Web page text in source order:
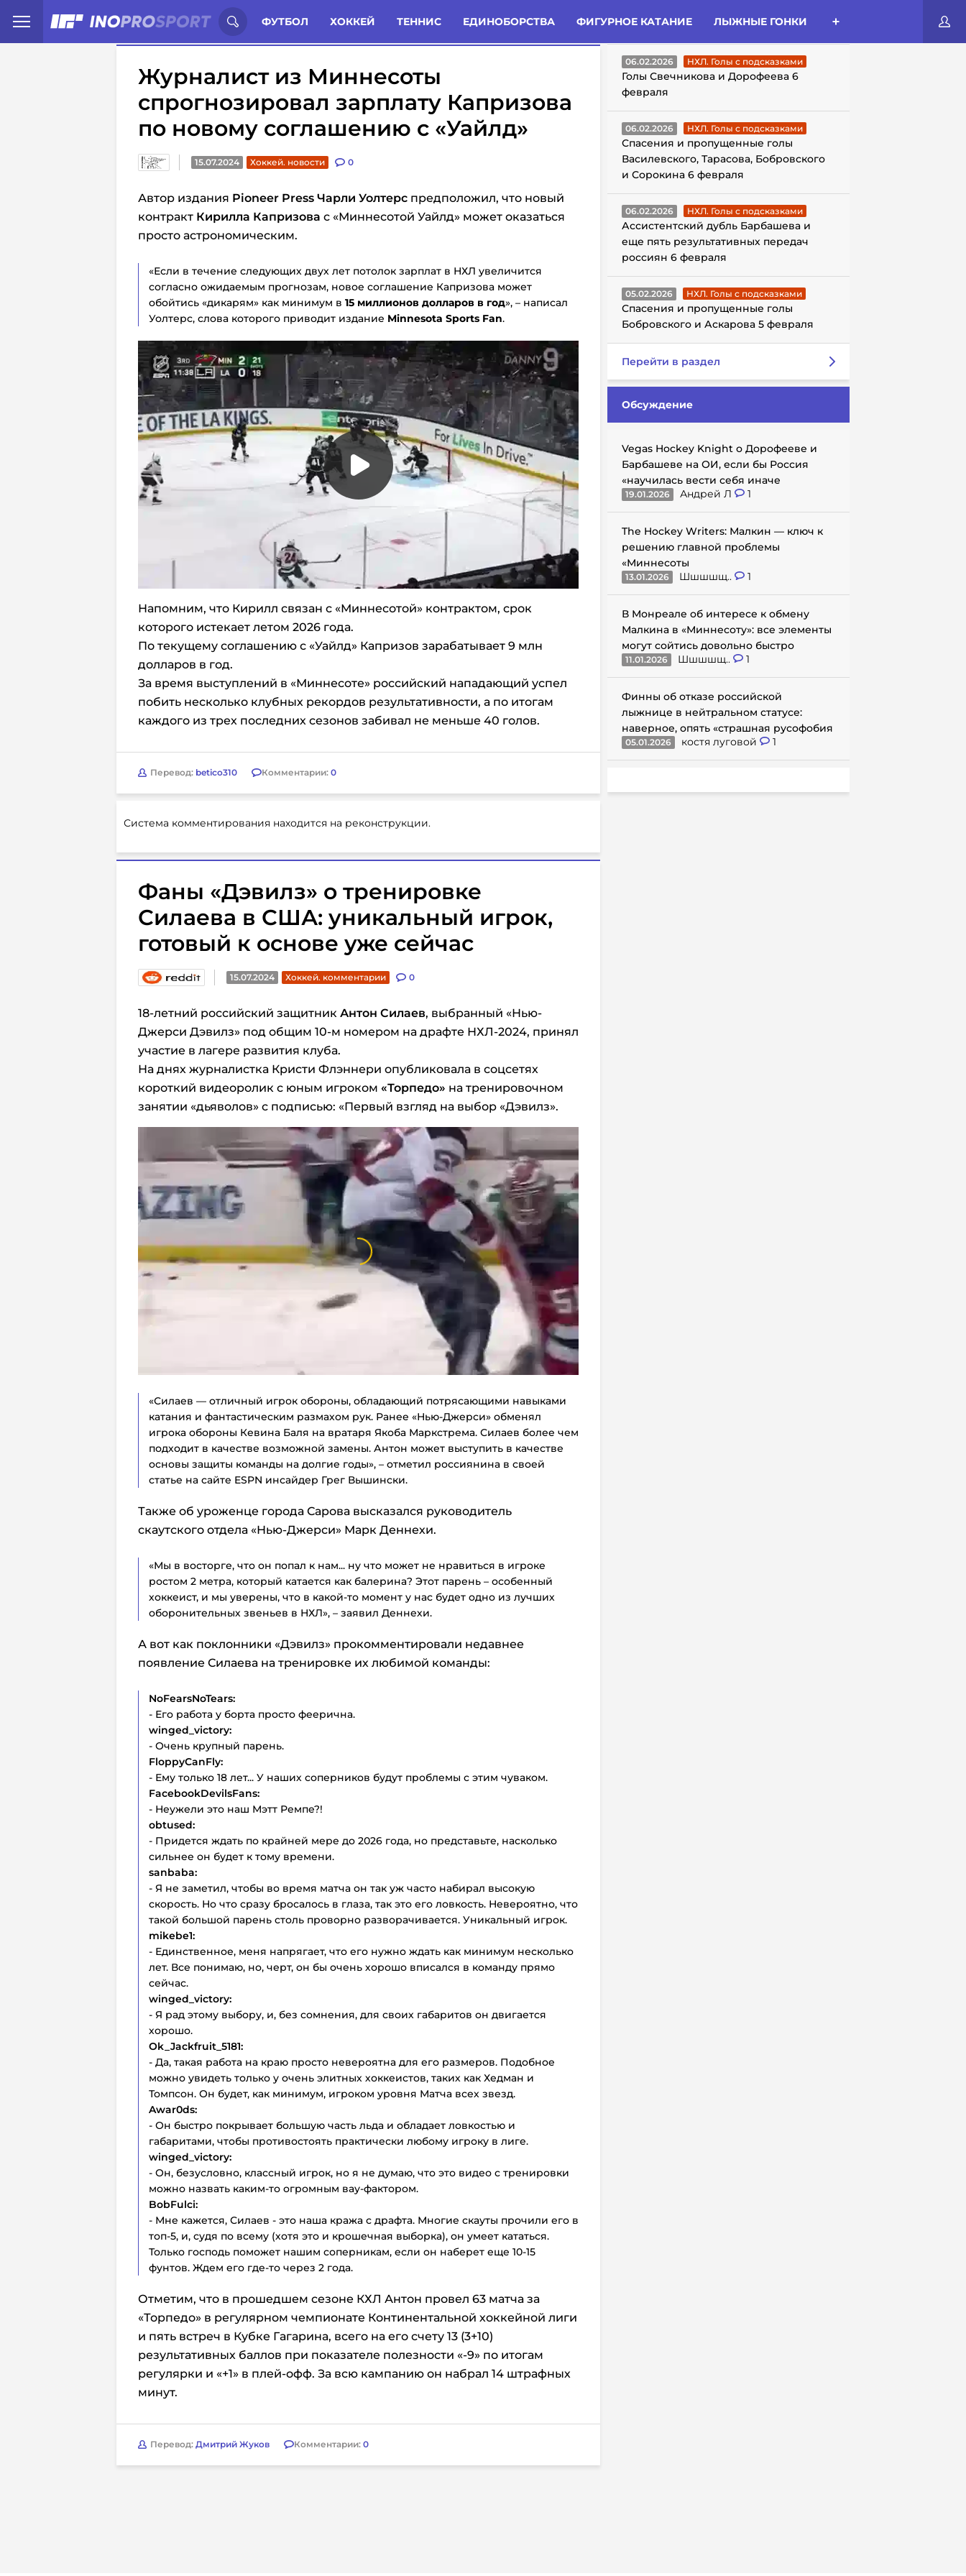
ФУТБОЛ ХОККЕЙ ТЕННИС ЕДИНОБОРСТВА ФИГУРНОЕ КАТАНИЕ ЛЫЖНЫЕ ГОНКИ
Иностранцы о спорте России: Статьи Комменты Новости
Журналист из Миннесоты
спрогнозировал зарплату Капризова
по новому соглашению с «Уайлд»
15.07.2024 Хоккей. новости 0
Автор издания Pioneer Press Чарли Уолтерс предположил, что новый
контракт Кирилла Капризова с «Миннесотой Уайлд» может оказаться
просто астрономическим.
«Если в течение следующих двух лет потолок зарплат в НХЛ увеличится
согласно ожидаемым прогнозам, новое соглашение Капризова может
обойтись «дикарям» как минимум в 15 миллионов долларов в год», – написал
Уолтерс, слова которого приводит издание Minnesota Sports Fan.
Напомним, что Кирилл связан с «Миннесотой» контрактом, срок
которого истекает летом 2026 года.
По текущему соглашению с «Уайлд» Капризов зарабатывает 9 млн
долларов в год.
За время выступлений в «Миннесоте» российский нападающий успел
побить несколько клубных рекордов результативности, а по итогам
каждого из трех последних сезонов забивал не меньше 40 голов.
Перевод: betico310 Комментарии: 0
Система комментирования находится на реконструкции.
Фаны «Дэвилз» о тренировке
Силаева в США: уникальный игрок,
готовый к основе уже сейчас
15.07.2024 Хоккей. комментарии 0
18-летний российский защитник Антон Силаев, выбранный «Нью-
Джерси Дэвилз» под общим 10-м номером на драфте НХЛ-2024, принял
участие в лагере развития клуба.
На днях журналистка Кристи Флэннери опубликовала в соцсетях
короткий видеоролик с юным игроком «Торпедо» на тренировочном
занятии «дьяволов» с подписью: «Первый взгляд на выбор «Дэвилз».
«Силаев — отличный игрок обороны, обладающий потрясающими навыками
катания и фантастическим размахом рук. Ранее «Нью-Джерси» обменял
игрока обороны Кевина Баля на вратаря Якоба Маркстрема. Силаев более чем
подходит в качестве возможной замены. Антон может выступить в качестве
основы защиты команды на долгие годы», – отметил россиянина в своей
статье на сайте ESPN инсайдер Грег Вышински.
Также об уроженце города Сарова высказался руководитель
скаутского отдела «Нью-Джерси» Марк Деннехи.
«Мы в восторге, что он попал к нам... ну что может не нравиться в игроке
ростом 2 метра, который катается как балерина? Этот парень – особенный
хоккеист, и мы уверены, что в какой-то момент у нас будет одно из лучших
оборонительных звеньев в НХЛ», – заявил Деннехи.
А вот как поклонники «Дэвилз» прокомментировали недавнее
появление Силаева на тренировке их любимой команды:
NoFearsNoTears:
- Его работа у борта просто феерична.
winged_victory:
- Очень крупный парень.
FloppyCanFly:
- Ему только 18 лет... У наших соперников будут проблемы с этим чуваком.
FacebookDevilsFans:
- Неужели это наш Мэтт Ремпе?!
obtused:
- Придется ждать по крайней мере до 2026 года, но представьте, насколько
сильнее он будет к тому времени.
sanbaba:
- Я не заметил, чтобы во время матча он так уж часто набирал высокую
скорость. Но что сразу бросалось в глаза, так это его ловкость. Невероятно, что
такой большой парень столь проворно разворачивается. Уникальный игрок.
mikebe1:
- Единственное, меня напрягает, что его нужно ждать как минимум несколько
лет. Все понимаю, но, черт, он бы очень хорошо вписался в команду прямо
сейчас.
winged_victory:
- Я рад этому выбору, и, без сомнения, для своих габаритов он двигается
хорошо.
Ok_Jackfruit_5181:
- Да, такая работа на краю просто невероятна для его размеров. Подобное
можно увидеть только у очень элитных хоккеистов, таких как Хедман и
Томпсон. Он будет, как минимум, игроком уровня Матча всех звезд.
Awar0ds:
- Он быстро покрывает большую часть льда и обладает ловкостью и
габаритами, чтобы противостоять практически любому игроку в лиге.
winged_victory:
- Он, безусловно, классный игрок, но я не думаю, что это видео с тренировки
можно назвать каким-то огромным вау-фактором.
BobFulci:
- Мне кажется, Силаев - это наша кража с драфта. Многие скауты прочили его в
топ-5, и, судя по всему (хотя это и крошечная выборка), он умеет кататься.
Только господь поможет нашим соперникам, если он наберет еще 10-15
фунтов. Ждем его где-то через 2 года.
Отметим, что в прошедшем сезоне КХЛ Антон провел 63 матча за
«Торпедо» в регулярном чемпионате Континентальной хоккейной лиги
и пять встреч в Кубке Гагарина, всего на его счету 13 (3+10)
результативных баллов при показателе полезности «-9» по итогам
регулярки и «+1» в плей-офф. За всю кампанию он набрал 14 штрафных
минут.
Перевод: Дмитрий Жуков Комментарии: 0
ГОЛЫ С ПОДСКАЗКАМИ
06.02.2026 НХЛ. Голы с подсказками
Голы Свечникова и Дорофеева 6
февраля
06.02.2026 НХЛ. Голы с подсказками
Спасения и пропущенные голы
Василевского, Тарасова, Бобровского
и Сорокина 6 февраля
06.02.2026 НХЛ. Голы с подсказками
Ассистентский дубль Барбашева и
еще пять результативных передач
россиян 6 февраля
05.02.2026 НХЛ. Голы с подсказками
Спасения и пропущенные голы
Бобровского и Аскарова 5 февраля
Перейти в раздел
Обсуждение
Vegas Hockey Knight о Дорофееве и
Барбашеве на ОИ, если бы Россия
«научилась вести себя иначе
19.01.2026 Андрей Л 1
The Hockey Writers: Малкин — ключ к
решению главной проблемы
«Миннесоты
13.01.2026 Шшшшщ.. 1
В Монреале об интересе к обмену
Малкина в «Миннесоту»: все элементы
могут сойтись довольно быстро
11.01.2026 Шшшшщ.. 1
Финны об отказе российской
лыжнице в нейтральном статусе:
наверное, опять «страшная русофобия
05.01.2026 костя луговой 1